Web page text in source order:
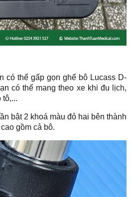
có thể gấp gọn ghế bô Lucass D-
có thể mang theo xe khi đu lịch,
tô,...
bật 2 khoá màu đỏ hai bên thành
gồm cả bô.